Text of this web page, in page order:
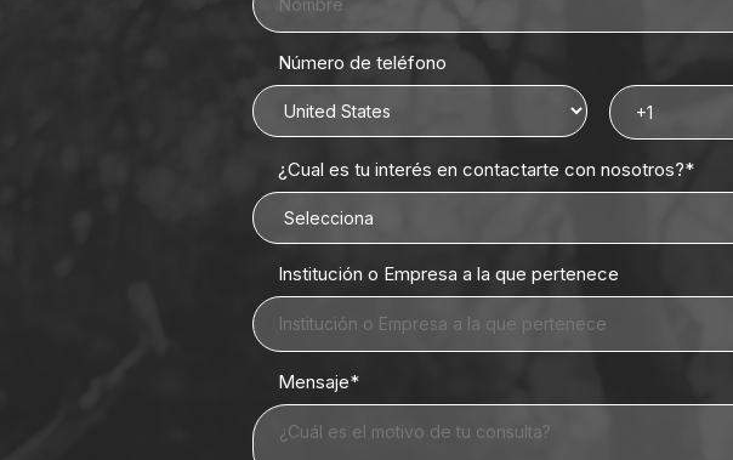
Número de teléfono
¿Cual es tu interés en contactarte con nosotros?*
Institución o Empresa a la que pertenece
Mensaje*